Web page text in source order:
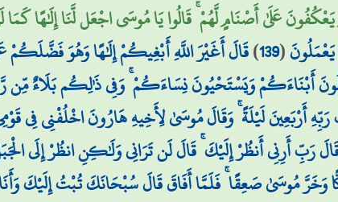
عَلَىٰ أَصْنَامٍ لَّهُمْ ۚ قَالُوا يَا مُوسَى اجْعَل لَّنَا إِلَٰهًا كَمَا
(
139
)قَالَ أَغَيْرَ اللَّهِ أَبْغِيكُمْ إِلَٰهًا وَهُوَ فَضَّلَكُمْ
أَبْنَاءَكُمْ وَيَسْتَحْيُونَ نِسَاءَكُمْ ۚ وَفِي ذَٰلِكُم بَلَاءٌ
رَبِّهِ أَرْبَعِينَ لَيْلَةً ۚ وَقَالَ مُوسَىٰ لِأَخِيهِ هَارُونَ اخْلُفْنِي فِي
رَبِّ أَرِنِي أَنظُرْ إِلَيْكَ ۚ قَالَ لَن تَرَانِي وَلَٰكِنِ انظُرْ إِلَى
وَخَرَّ مُوسَىٰ صَعِقًا ۚ فَلَمَّا أَفَاقَ قَالَ سُبْحَانَكَ تُبْتُ إِلَيْكَ